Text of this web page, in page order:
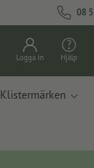
08
Logga in Hjälp
Klistermärken